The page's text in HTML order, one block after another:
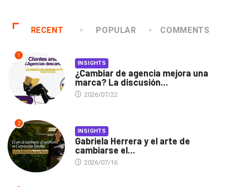
RECENT POPULAR COMMENTS
1
INSIGHTS
¿Cambiar de agencia mejora una
marca? La discusión...
2026/07/22
2
INSIGHTS
Gabriela Herrera y el arte de
cambiarse el...
2026/07/16